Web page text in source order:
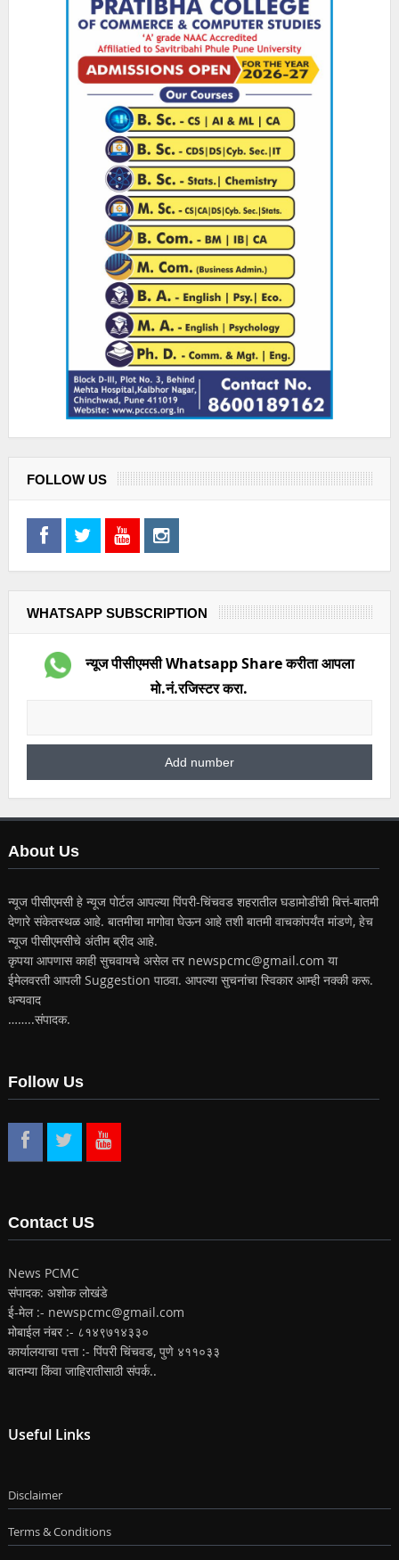
FOLLOW US
WHATSAPP SUBSCRIPTION
न्यूज पीसीएमसी Whatsapp Share करीता आपला
मो.नं.रजिस्टर करा.
About Us
न्यूज पीसीएमसी हे न्यूज पोर्टल आपल्या पिंपरी-चिंचवड शहरातील घडामोडींची बित्तं-बातमी
देणारे संकेतस्थळ आहे. बातमीचा मागोवा घेऊन आहे तशी बातमी वाचकांपर्यंत मांडणे, हेच
न्यूज पीसीएमसीचे अंतीम ब्रीद आहे.
कृपया आपणास काही सुचवायचे असेल तर newspcmc@gmail.com या
ईमेलवरती आपली Suggestion पाठवा. आपल्या सुचनांचा स्विकार आम्ही नक्की करू.
धन्यवाद
……..संपादक.
Follow Us
Contact US
News PCMC
संपादक: अशोक लोखंडे
ई-मेल :- newspcmc@gmail.com
मोबाईल नंबर :- ८१४९७१४३३०
कार्यालयाचा पत्ता :- पिंपरी चिंचवड, पुणे ४११०३३
बातम्या किंवा जाहिरातीसाठी संपर्क..
Useful Links
Disclaimer
Terms & Conditions